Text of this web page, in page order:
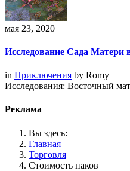
мая 23, 2020
Исследование Сада Матери
in Приключения by Romy
Исследования: Восточный
Реклама
Вы здесь:
Главная
Торговля
Стоимость паков